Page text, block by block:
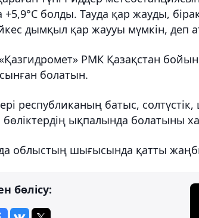
+5,9°C болды. Тауда қар жауды,
дымқыл қар жаууы мүмкін, деп
РМК Қазақстан
болатын.
республиканың батыс,
ықпалында болатыны
облыстың шығысында қатты
бөлісу: